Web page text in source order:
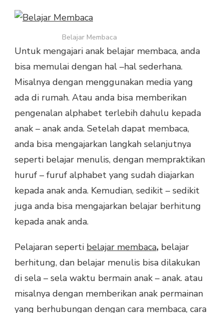
Belajar Membaca
Untuk mengajari anak belajar membaca, anda
bisa memulai dengan hal –hal sederhana.
Misalnya dengan menggunakan media yang
ada di rumah. Atau anda bisa memberikan
pengenalan alphabet terlebih dahulu kepada
anak – anak anda. Setelah dapat membaca,
anda bisa mengajarkan langkah selanjutnya
seperti belajar menulis, dengan mempraktikan
huruf – furuf alphabet yang sudah diajarkan
kepada anak anda. Kemudian, sedikit – sedikit
juga anda bisa mengajarkan belajar berhitung
kepada anak anda.
Pelajaran seperti belajar membaca, belajar
berhitung, dan belajar menulis bisa dilakukan
di sela – sela waktu bermain anak – anak. atau
misalnya dengan memberikan anak permainan
yang berhubungan dengan cara membaca, cara